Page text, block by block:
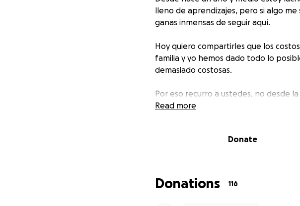
lleno de aprendizajes, pero si algo
ganas inmensas de seguir aquí.
Hoy quiero compartirles que los
familia y yo hemos dado todo lo
demasiado costosas.
Por eso recurro a ustedes, no desde
Creo en la fuerza de la comunidad y
Dejo aquí el enlace para quienes
Read more
Donate
Donations 116